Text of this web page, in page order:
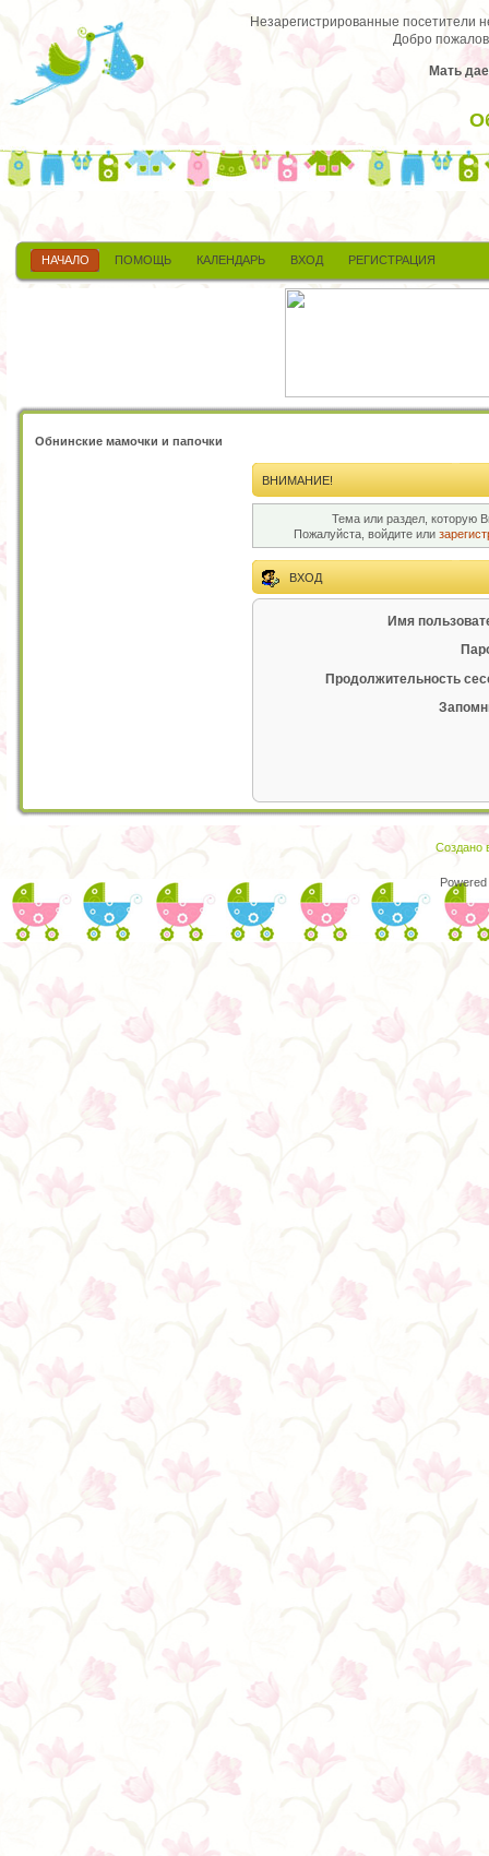
Незарегистрированные посетители
Добро
Мать
НАЧАЛО ПОМОЩЬ КАЛЕНДАРЬ ВХОД РЕГИСТРАЦИЯ
Обнинские мамочки и папочки
ВНИМАНИЕ!
Тема или раздел, которую
Пожалуйста, войдите или
ВХОД
Имя
Продолжительность
Создано